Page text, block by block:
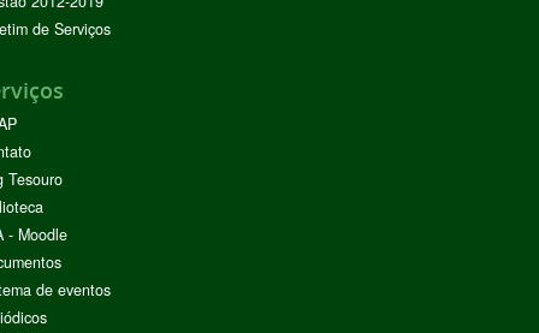
de Serviços
Tesouro
- Moodle
de eventos